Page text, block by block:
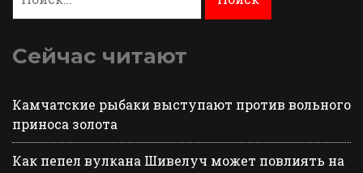
Сейчас читают
Камчатские рыбаки выступают против вольного
приноса золота
Как пепел вулкана Шивелуч может повлиять на